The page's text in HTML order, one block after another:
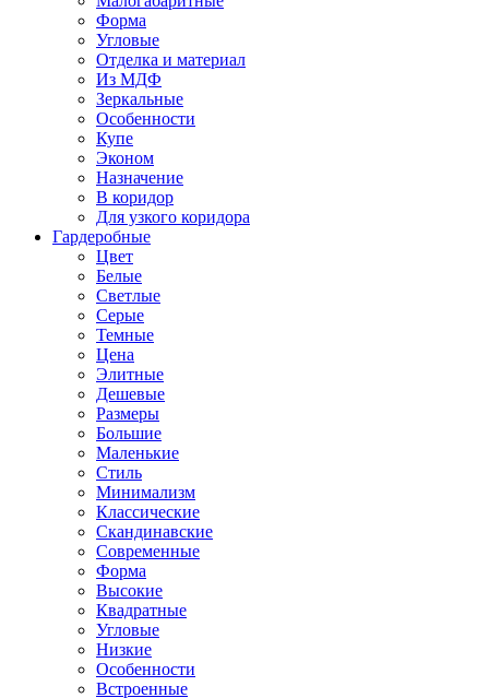
Форма
Угловые
Отделка и материал
Из МДФ
Зеркальные
Особенности
Купе
Эконом
Назначение
В коридор
Для узкого коридора
Гардеробные
Цвет
Белые
Светлые
Серые
Темные
Цена
Элитные
Дешевые
Размеры
Большие
Маленькие
Стиль
Минимализм
Классические
Скандинавские
Современные
Форма
Высокие
Квадратные
Угловые
Низкие
Особенности
Встроенные